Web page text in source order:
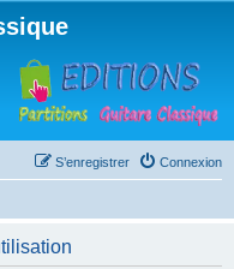
Connexion
S’enregistrer